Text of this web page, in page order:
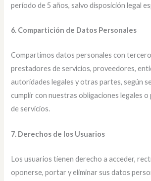
período de 5 años, salvo disposición legal
6. Compartición de Datos Personales
Compartimos datos personales con
prestadores de servicios, proveedores,
autoridades legales y otras partes, según
cumplir con nuestras obligaciones legales o
de servicios.
7. Derechos de los Usuarios
Los usuarios tienen derecho a acceder,
oponerse, portar y eliminar sus datos